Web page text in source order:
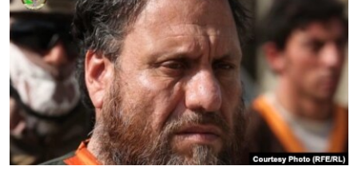
ВСЕ ЗА ДЕНЬ
СПЕЦПРОЕКТИ
ДЕПОРТАЦІЯ
ВІДЕОУРОКИ «ELIFBE»
СВІДЧЕННЯ ОКУПАЦІЇ
УКРАЇНСЬКА ПРОБЛЕМА КРИМУ
ЯК ОБІЙТИ БЛОКУВАННЯ
Русский
Qırımtatar